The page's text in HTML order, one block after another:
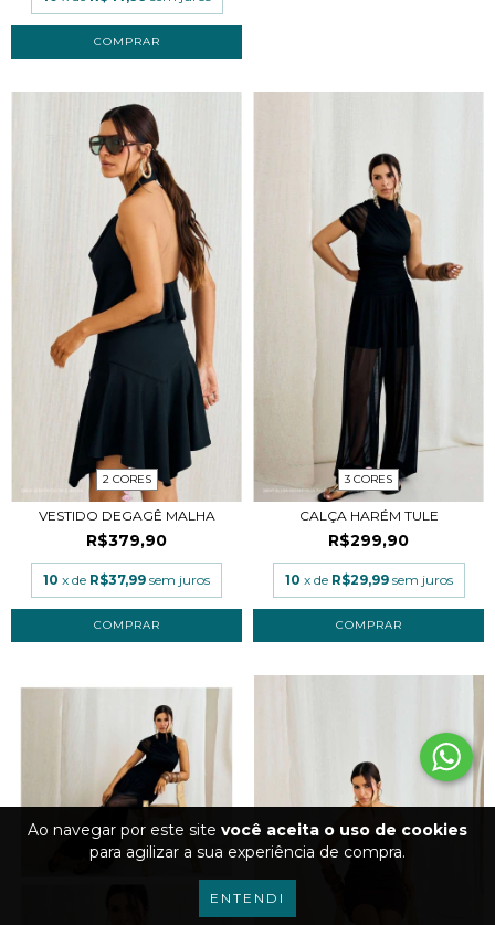
Ao navegar por este site você aceita o uso de cookies
para agilizar a sua experiência de compra.
ENTENDI
COMPRAR
2 CORES
VESTIDO DEGAGÊ MALHA
R$379,90
10 x de R$37,99 sem juros
COMPRAR
3 CORES
CALÇA HARÉM TULE
R$299,90
10 x de R$29,99 sem juros
COMPRAR